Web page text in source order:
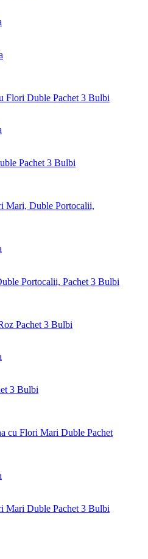
Pachet 3 Bulbi
Portocalii, Pachet 3 Bulbi
3 Bulbi
Mari Duble Pachet 3 Bulbi